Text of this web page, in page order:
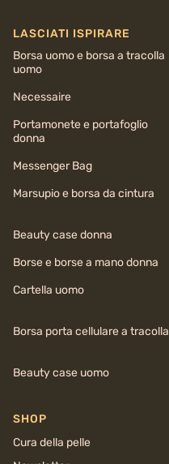
LASCIATI ISPIRARE
Borsa uomo e borsa a tracolla
uomo
Necessaire
Portamonete e portafoglio
donna
Messenger Bag
Marsupio e borsa da cintura
Beauty case donna
Borse e borse a mano donna
Cartella uomo
Borsa porta cellulare a tracolla
Beauty case uomo
SHOP
Cura della pelle